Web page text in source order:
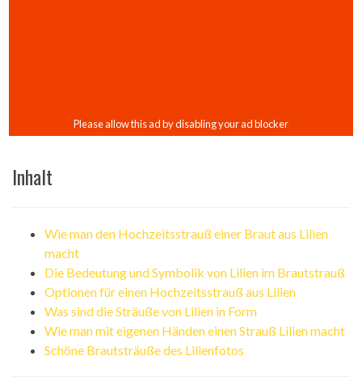
Inhalt
Wie man den Hochzeitsstrauß einer Braut aus Lilien
macht
Die Bedeutung und Symbolik von Lilien im Brautstrauß
Optionen für einen Hochzeitsstrauß aus Lilien
Was sind die Sträuße von Lilien in Form
Wie man mit eigenen Händen einen Strauß Lilien macht
Schöne Brautsträuße des Lilienfotos